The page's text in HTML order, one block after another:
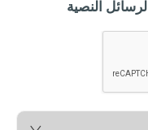
الرسائل النصية